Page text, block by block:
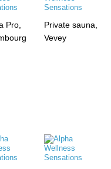
Pro,
Private sauna,
Vevey